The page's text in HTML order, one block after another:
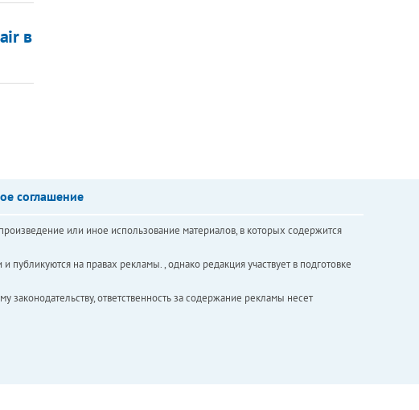
в
соглашение
или иное использование материалов, в которых содержится
на правах рекламы. , однако редакция участвует в подготовке
ответственность за содержание рекламы несет